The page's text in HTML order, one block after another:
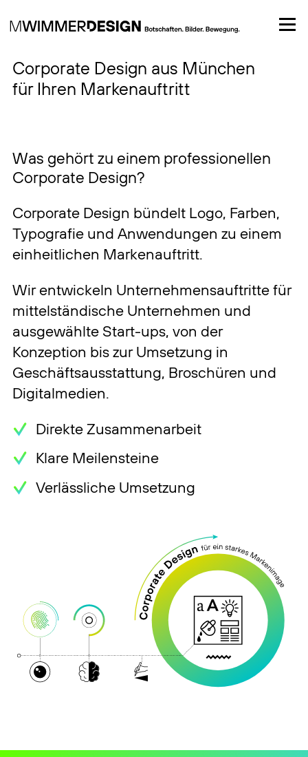
Startseite–Leistungen–Corporate Design
Corporate Design aus München
für Ihren Markenauftritt
Was gehört zu einem professionellen
Corporate Design?
Corporate Design bündelt Logo, Farben,
Typografie und Anwendungen zu einem
einheitlichen Markenauftritt.
Wir entwickeln Unternehmensauftritte für
mittelständische Unternehmen und
ausgewählte Start-ups, von der
Konzeption bis zur Umsetzung in
Geschäftsausstattung, Broschüren und
Digitalmedien.
Direkte Zusammenarbeit
Klare Meilensteine
Verlässliche Umsetzung